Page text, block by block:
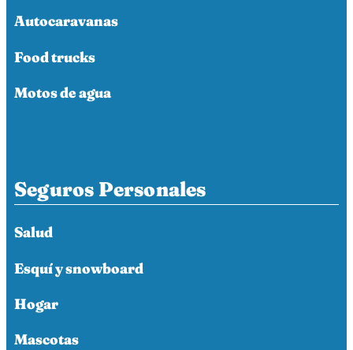
Autocaravanas
Food trucks
Motos de agua
Seguros Personales
Salud
Esquí y snowboard
Hogar
Mascotas